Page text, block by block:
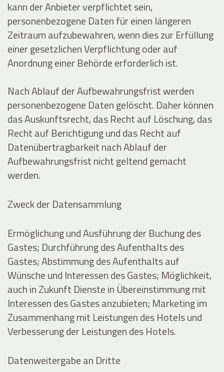
kann der Anbieter verpflichtet sein,
personenbezogene Daten für einen längeren
Zeitraum aufzubewahren, wenn dies zur Erfüllung
einer gesetzlichen Verpflichtung oder auf
Anordnung einer Behörde erforderlich ist.
Nach Ablauf der Aufbewahrungsfrist werden
personenbezogene Daten gelöscht. Daher können
das Auskunftsrecht, das Recht auf Löschung, das
Recht auf Berichtigung und das Recht auf
Datenübertragbarkeit nach Ablauf der
Aufbewahrungsfrist nicht geltend gemacht
werden.
Zweck der Datensammlung
Ermöglichung und Ausführung der Buchung des
Gastes; Durchführung des Aufenthalts des
Gastes; Abstimmung des Aufenthalts auf
Wünsche und Interessen des Gastes; Möglichkeit,
auch in Zukunft Dienste in Übereinstimmung mit
Interessen des Gastes anzubieten; Marketing im
Zusammenhang mit Leistungen des Hotels und
Verbesserung der Leistungen des Hotels.
Datenweitergabe an Dritte